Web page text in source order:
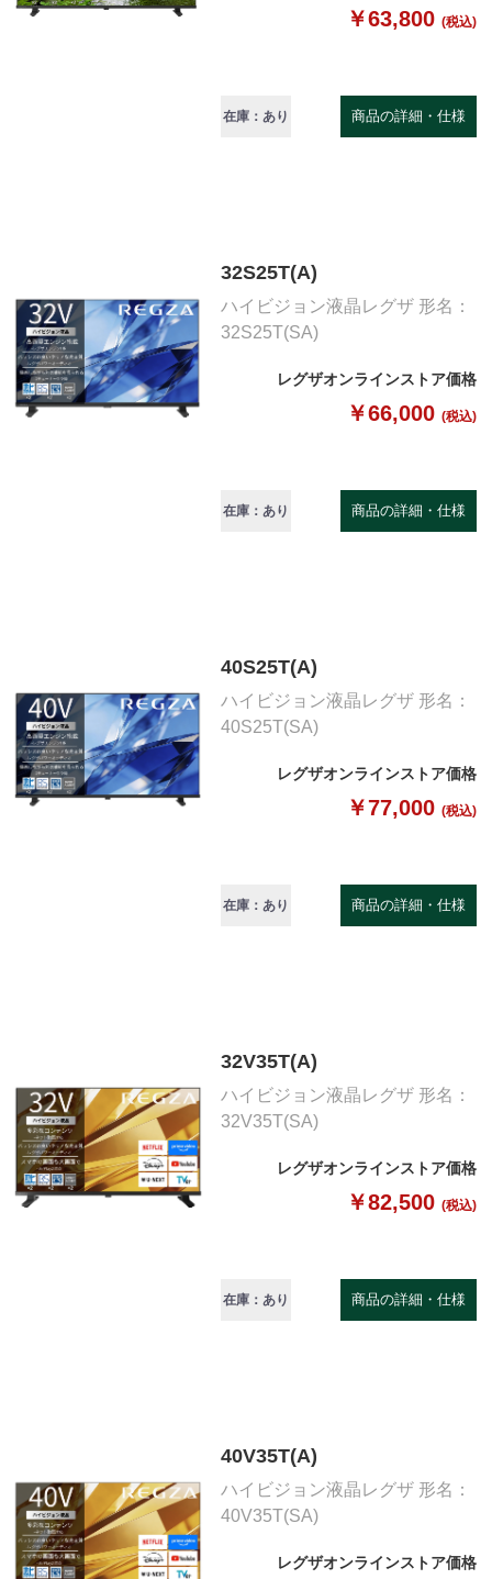
￥63,800 (税込)
在庫：あり 商品の詳細・仕様
32S25T(A)
ハイビジョン液晶レグザ 形名：
32S25T(SA)
レグザオンラインストア価格
￥66,000 (税込)
在庫：あり 商品の詳細・仕様
40S25T(A)
ハイビジョン液晶レグザ 形名：
40S25T(SA)
レグザオンラインストア価格
￥77,000 (税込)
在庫：あり 商品の詳細・仕様
32V35T(A)
ハイビジョン液晶レグザ 形名：
32V35T(SA)
レグザオンラインストア価格
￥82,500 (税込)
在庫：あり 商品の詳細・仕様
40V35T(A)
ハイビジョン液晶レグザ 形名：
40V35T(SA)
レグザオンラインストア価格